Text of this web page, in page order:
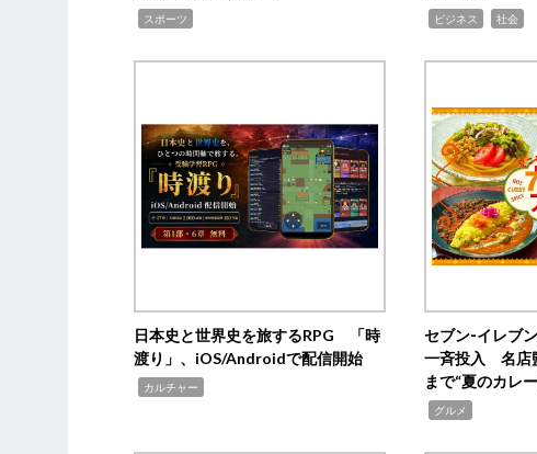
スポーツ ビジネス 社会
日本史と世界史を旅するRPG 「時
渡り」、iOS/Androidで配信開始
カルチャー
セブン‐イレブ
一斉投入 名店
まで“夏のカレ
グルメ